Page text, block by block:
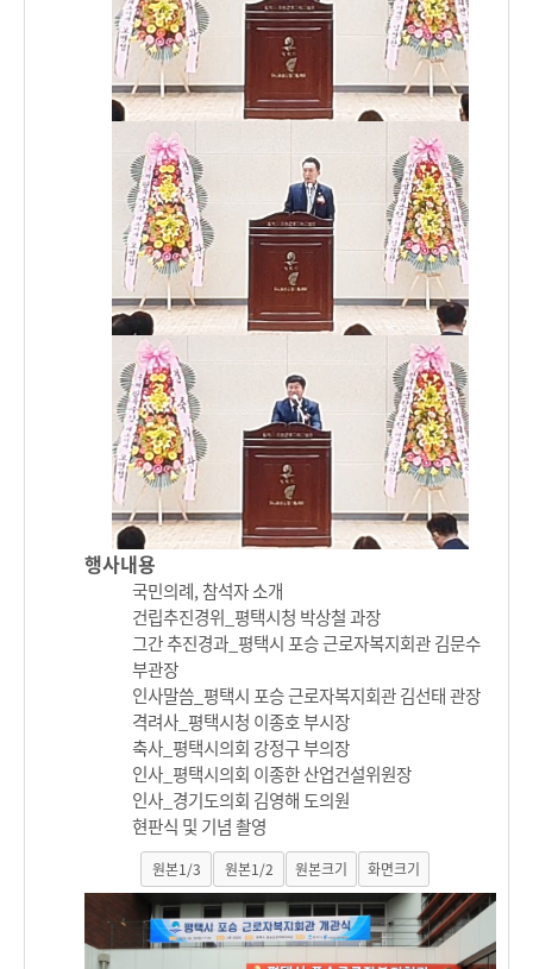
행사내용
국민의례, 참석자 소개
건립추진경위_평택시청 박상철 과장
그간 추진경과_평택시 포승 근로자복지회관 김문수
부관장
인사말씀_평택시 포승 근로자복지회관 김선태 관장
격려사_평택시청 이종호 부시장
축사_평택시의회 강정구 부의장
인사_평택시의회 이종한 산업건설위원장
인사_경기도의회 김영해 도의원
현판식 및 기념 촬영
원본1/3 원본1/2 원본크기 화면크기